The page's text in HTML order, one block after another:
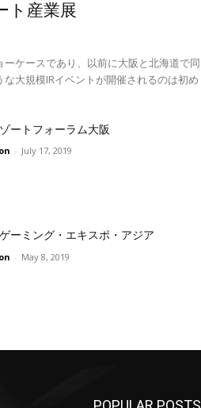
ト産業展
ケースであり、以前に大阪と北海道で同
大規模IRイベントが開催されるのは初め
ートフォーラム大阪
- July 17, 2019
ーミング・エキスポ・アジア
- May 8, 2019